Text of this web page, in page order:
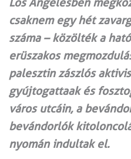
Los Angelesben
csaknem egy hét
száma – közölték a
erüszakos
palesztin zászlós
gyújtogattaak és
város utcáin, a
bevándorlók
nyomán indultak el.